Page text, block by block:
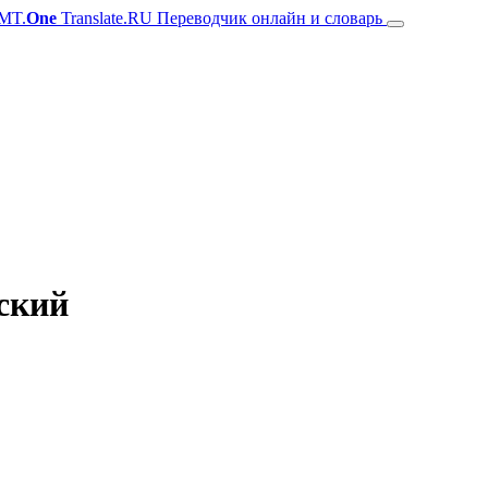
One Translate.RU Переводчик онлайн и словарь